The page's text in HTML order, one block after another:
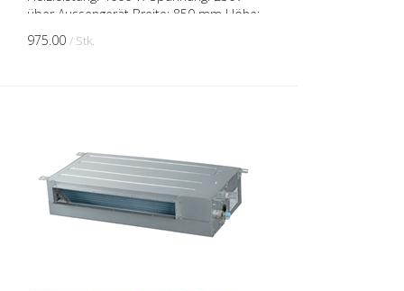
über Aussengerät Breite: 850 mm Höhe:
185 mm Tiefe: 420 mm Gewicht: 16 kg
Schalldruckpegel ( bei 1m ...
975.00 / Stk.